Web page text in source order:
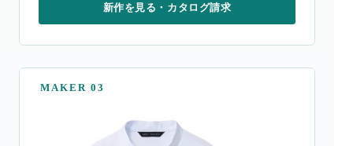
新作を見る・カタログ請求
MAKER 03